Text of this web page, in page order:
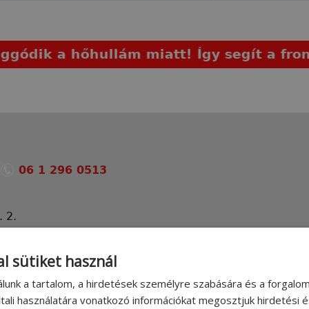
a hőhullám miatt! Így segít a
06 1 296 0513
2.
az épület
sütiket használ
a tartalom, a hirdetések személyre szabására és a
használatára vonatkozó információkat megosztjuk hirdetési